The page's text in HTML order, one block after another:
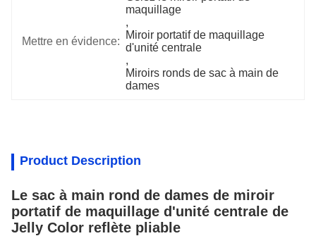
Mettre en évidence:
maquillage
,
Miroir portatif de maquillage
d'unité centrale
,
Miroirs ronds de sac à main de
dames
Product Description
Le sac à main rond de dames de miroir
portatif de maquillage d'unité centrale de
Jelly Color reflète pliable